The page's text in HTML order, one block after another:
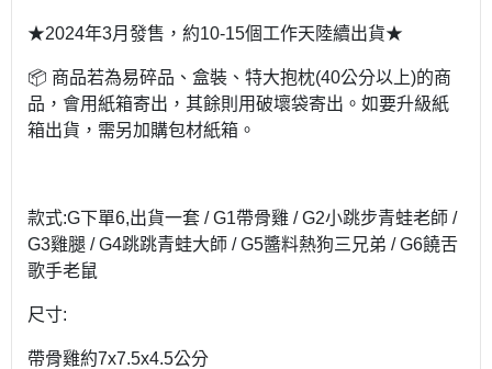
★2024年3月發售，約10-15個工作天陸續出貨★
📦 商品若為易碎品、盒裝、特大抱枕(40公分以上)的商
品，會用紙箱寄出，其餘則用破壞袋寄出。如要升級紙
箱出貨，需另加購包材紙箱。
款式:G下單6,出貨一套 / G1帶骨雞 / G2小跳步青蛙老師 /
G3雞腿 / G4跳跳青蛙大師 / G5醬料熱狗三兄弟 / G6饒舌
歌手老鼠
尺寸:
帶骨雞約7x7.5x4.5公分